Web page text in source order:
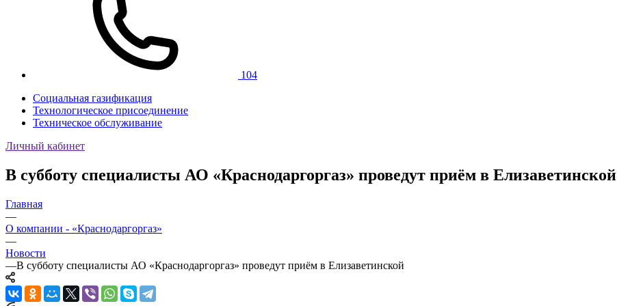
104
Социальная газификация
Технологическое присоединение
Техническое обслуживание
Личный кабинет
В субботу специалисты АО «Краснодаргоргаз» проведут приём в Елизаветинской
Главная
—
О компании - «Краснодаргоргаз»
—
Новости
—В субботу специалисты АО «Краснодаргоргаз» проведут приём в Елизаветинской